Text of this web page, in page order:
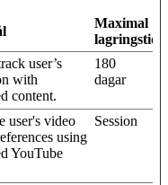
Maximal
lagringstid
user’s
with
content.
180
dagar
user's video
using
YouTube
Session